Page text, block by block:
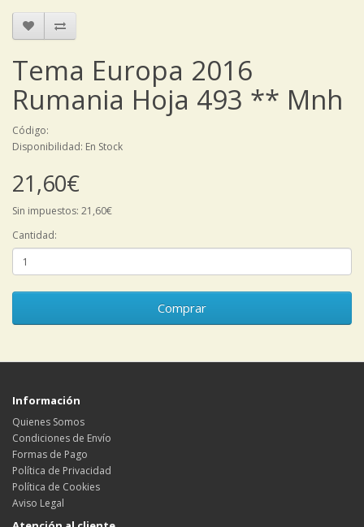
Tema Europa 2016
Rumania Hoja 493 ** Mnh
Código:
Disponibilidad: En Stock
21,60€
Sin impuestos: 21,60€
Cantidad:
Comprar
Información
Quienes Somos
Condiciones de Envío
Formas de Pago
Política de Privacidad
Política de Cookies
Aviso Legal